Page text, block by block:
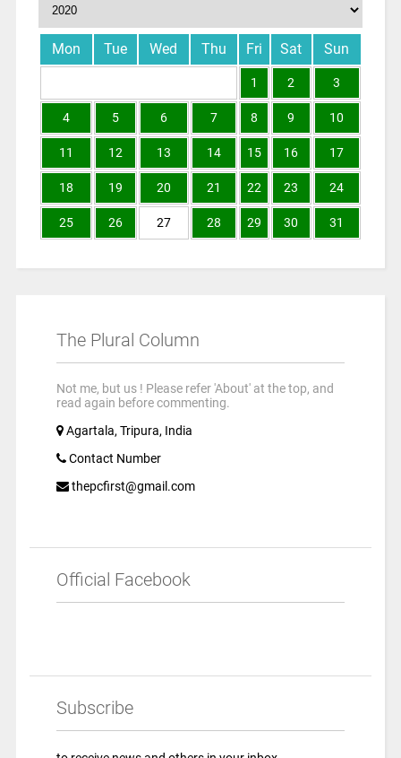
Mon Tue Wed Thu Fri Sat Sun
1 2 3
4 5 6 7 8 9 10
11 12 13 14 15 16 17
18 19 20 21 22 23 24
25 26 27 28 29 30 31
The Plural Column
Not me, but us ! Please refer 'About' at the top, and
read again before commenting.
Agartala, Tripura, India
Contact Number
thepcfirst@gmail.com
Official Facebook
Subscribe